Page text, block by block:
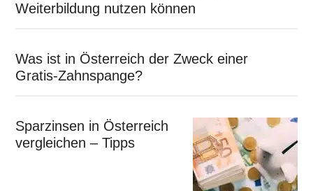
Weiterbildung nutzen können
Was ist in Österreich der Zweck einer
Gratis-Zahnspange?
Sparzinsen in Österreich
vergleichen – Tipps